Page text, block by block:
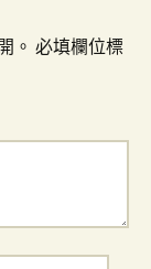
。 必填欄位標